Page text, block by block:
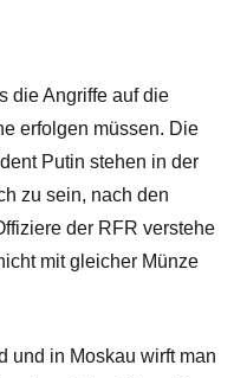
die Angriffe auf die
erfolgen müssen. Die
Putin stehen in der
zu sein, nach den
der RFR verstehe
mit gleicher Münze
und in Moskau wirft man